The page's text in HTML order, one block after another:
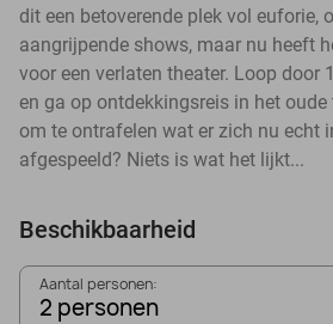
dit een betoverende plek vol euforie,
aangrijpende shows, maar nu heeft
voor een verlaten theater. Loop door
en ga op ontdekkingsreis in het
om te ontrafelen wat er zich nu echt
afgespeeld? Niets is wat het lijkt...
Beschikbaarheid
Aantal personen:
2 personen